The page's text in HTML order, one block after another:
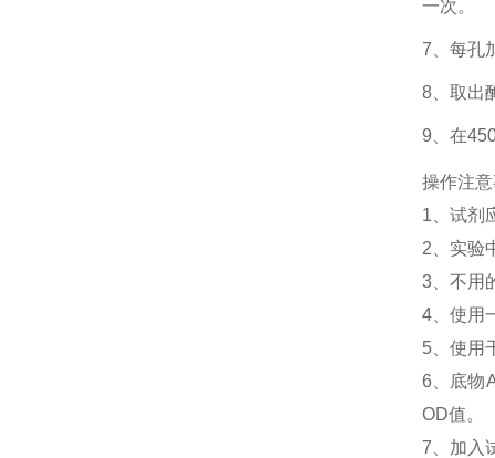
一次。
7、每孔
8、取出
9、在
操作注
1、 试剂
2、 实验
3、 不用
4、 使用
5、 使用
6、
底物
OD值。
7、加入